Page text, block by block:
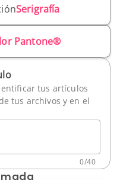
Serigrafía
Pantone®
tus artículos
tus archivos y en el
0/40